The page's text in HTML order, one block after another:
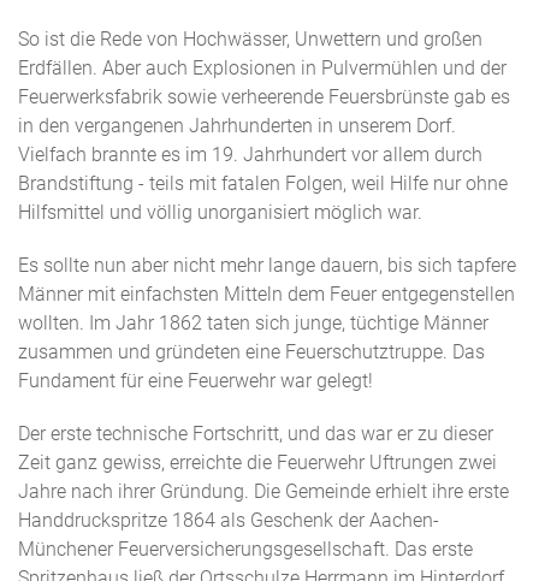
So ist die Rede von Hochwässer, Unwettern und großen
Erdfällen. Aber auch Explosionen in Pulvermühlen und der
Feuerwerksfabrik sowie verheerende Feuersbrünste gab es
in den vergangenen Jahrhunderten in unserem Dorf.
Vielfach brannte es im 19. Jahrhundert vor allem durch
Brandstiftung - teils mit fatalen Folgen, weil Hilfe nur ohne
Hilfsmittel und völlig unorganisiert möglich war.
Es sollte nun aber nicht mehr lange dauern, bis sich tapfere
Männer mit einfachsten Mitteln dem Feuer entgegenstellen
wollten. Im Jahr 1862 taten sich junge, tüchtige Männer
zusammen und gründeten eine Feuerschutztruppe. Das
Fundament für eine Feuerwehr war gelegt!
Der erste technische Fortschritt, und das war er zu dieser
Zeit ganz gewiss, erreichte die Feuerwehr Uftrungen zwei
Jahre nach ihrer Gründung. Die Gemeinde erhielt ihre erste
Handdruckspritze 1864 als Geschenk der Aachen-
Münchener Feuerversicherungsgesellschaft. Das erste